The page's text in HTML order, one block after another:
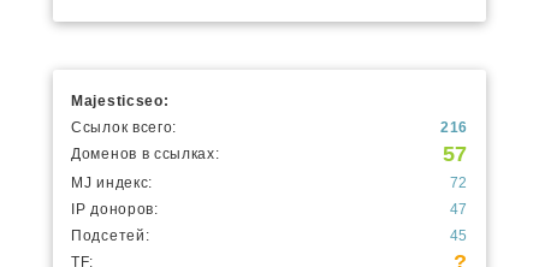
Majesticseo:
Ссылок всего:
216
Доменов в ссылках:
57
MJ индекс:
72
IP доноров:
47
Подсетей:
45
TF:
?